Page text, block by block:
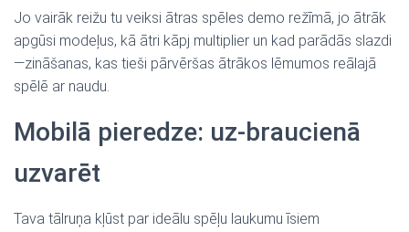
Jo vairāk reižu tu veiksi ātras spēles demo režīmā, jo ātrāk
apgūsi modeļus, kā ātri kāpj multiplier un kad parādās slazdi
—zināšanas, kas tieši pārvēršas ātrākos lēmumos reālajā
spēlē ar naudu.
Mobilā pieredze: uz‑braucienā
uzvarēt
Tava tālruņa kļūst par ideālu spēļu laukumu īsiem